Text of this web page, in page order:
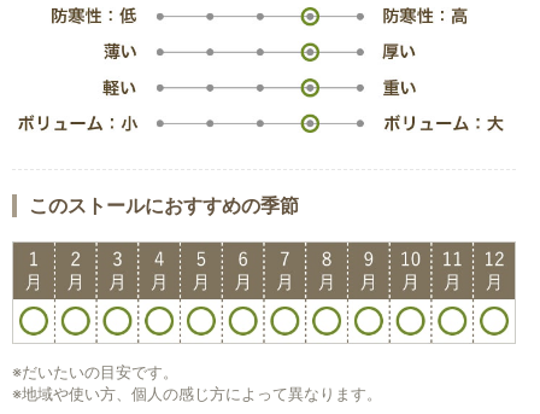
このストールにおすすめの季節
※だいたいの目安です。
※地域や使い方、個人の感じ方によって異なります。